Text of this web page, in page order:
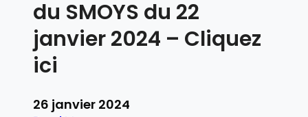
S
M
O
0
du SMOYS du 22
janvier 2024 – Cliquez
ici
26 janvier 2024